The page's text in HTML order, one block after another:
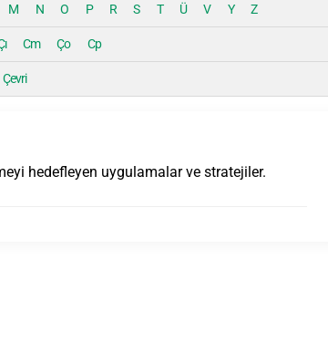
M N O P R S T Ü V Y Z
Cm Ço Cp
Çevri
hedefleyen uygulamalar ve stratejiler.